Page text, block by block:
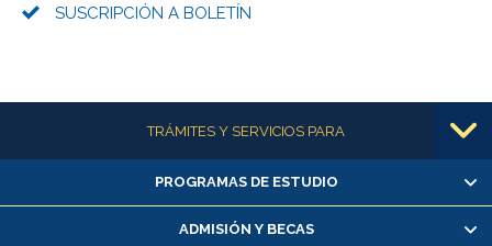
SUSCRIPCIÓN A BOLETÍN
Más informaciónTRÁMITES Y SERVICIOS PARA
Alumnas/os y exalumnas/os
Matrícula en línea
PROGRAMAS DE ESTUDIO
ADMISIÓN Y BECAS